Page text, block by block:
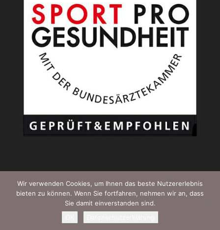
© 2026 ASC Ratingen West e.V. |Impressum
Datenschutz
Wir verwenden Cookies, um Ihnen das beste Nutzererlebnis
bieten zu können. Wenn Sie fortfahren, nehmen wir an, dass
Sie damit einverstanden sind.